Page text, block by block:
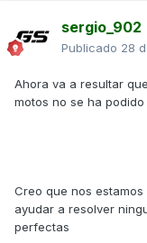
sergio_902
Publicado 28
Ahora va a resultar
motos no se ha
Creo que nos
ayudar a resolver
perfectas